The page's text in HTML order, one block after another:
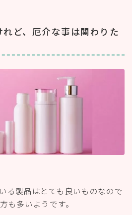
ど、厄介な事は関わりた
る製品はとても良いものなので
も多いようです。